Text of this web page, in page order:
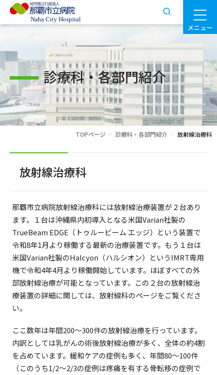
メニュー
診療科・各部門紹介
TOPページ 診療科・各部門紹介 放射線治療科
放射線治療科
那覇市立病院放射線治療科には放射線治療装置が２台あり
ます。１台は沖縄県内初導入となる米国Varian社製の
TrueBeam EDGE（トゥルービーム エッジ）という装置で
令和8年1月より稼働する最新の治療装置です。もう１台は
米国Varian社製のHalcyon（ハルシオン）というIMRT専用
機で令和4年4月より稼働開始しています。ほぼすべての外
部放射線治療が可能となっています。この２台の放射線治
療装置の詳細に関しては、放射線科のページをご覧くださ
い。
ここ数年は年間200～300件の放射線治療を行っています。
内訳としては乳がんの術後放射線治療が多く、全体の約4割
を占めています。緩和ケアの症例も多く、年間80～100件
（このうち1/2～2/3の症例は疼痛を有する骨転移の症例で